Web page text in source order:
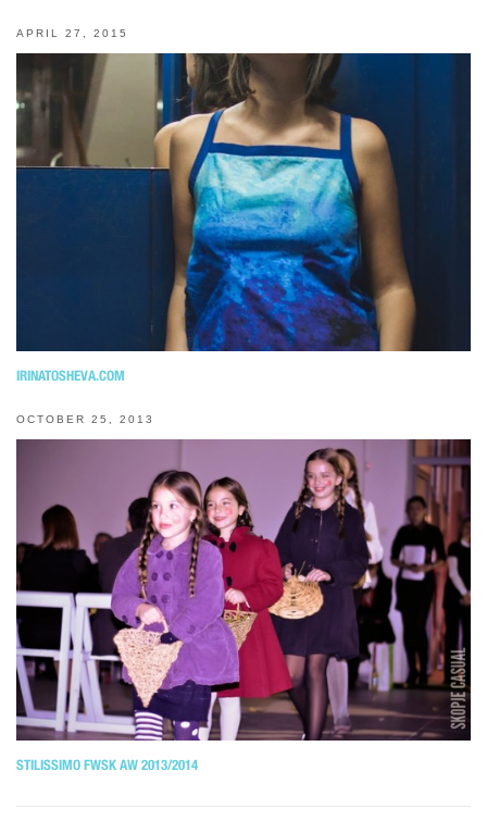
APRIL 27, 2015
IRINATOSHEVA.COM
OCTOBER 25, 2013
STILISSIMO FWSK AW 2013/2014